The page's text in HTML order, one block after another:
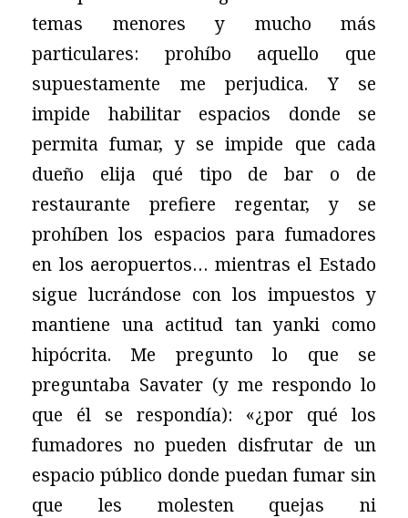
temas menores y mucho más
particulares: prohíbo aquello que
supuestamente me perjudica. Y se
impide habilitar espacios donde se
permita fumar, y se impide que cada
dueño elija qué tipo de bar o de
restaurante prefiere regentar, y se
prohíben los espacios para fumadores
en los aeropuertos… mientras el Estado
sigue lucrándose con los impuestos y
mantiene una actitud tan yanki como
hipócrita. Me pregunto lo que se
preguntaba Savater (y me respondo lo
que él se respondía): «¿por qué los
fumadores no pueden disfrutar de un
espacio público donde puedan fumar sin
que les molesten quejas ni